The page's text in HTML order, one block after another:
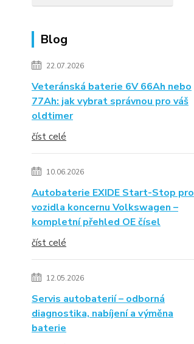
Blog
22.07.2026
Veteránská baterie 6V 66Ah nebo
77Ah: jak vybrat správnou pro váš
oldtimer
číst celé
10.06.2026
Autobaterie EXIDE Start-Stop pro
vozidla koncernu Volkswagen –
kompletní přehled OE čísel
číst celé
12.05.2026
Servis autobaterií – odborná
diagnostika, nabíjení a výměna
baterie